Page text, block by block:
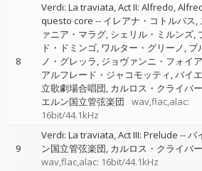
8
Verdi: La traviata, Act II: Alfredo,
questo core -- イレアナ・コトルバス
ァニア・マラグ シェリル・ミルンズ
ド・ドミンゴ ワルター・グリーノ ブ
ノ・グレッラ ジョヴァンニ・フォイ
アルフレード・ジャコモッティ バイ
立歌劇場合唱団 カルロス・クライバー
エルン国立管弦楽団
wav,flac,alac:
16bit/44.1kHz
9
Verdi: La traviata, Act III: Prelude --バ
ン国立管弦楽団 カルロス・クライバー
wav,flac,alac: 16bit/44.1kHz